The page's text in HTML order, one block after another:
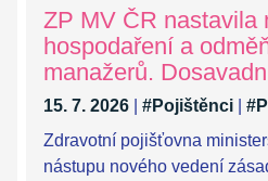
ZP MV ČR nastavila
hospodaření a
manažerů.
15. 7. 2026 #Pojištěnci
Zdravotní pojišťovna
nástupu nového vedení